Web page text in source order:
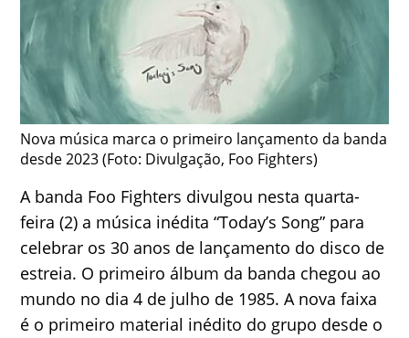
Nova música marca o primeiro lançamento da banda
desde 2023 (Foto: Divulgação, Foo Fighters)
A banda Foo Fighters divulgou nesta quarta-
feira (2) a música inédita “Today’s Song” para
celebrar os 30 anos de lançamento do disco de
estreia. O primeiro álbum da banda chegou ao
mundo no dia 4 de julho de 1985. A nova faixa
é o primeiro material inédito do grupo desde o